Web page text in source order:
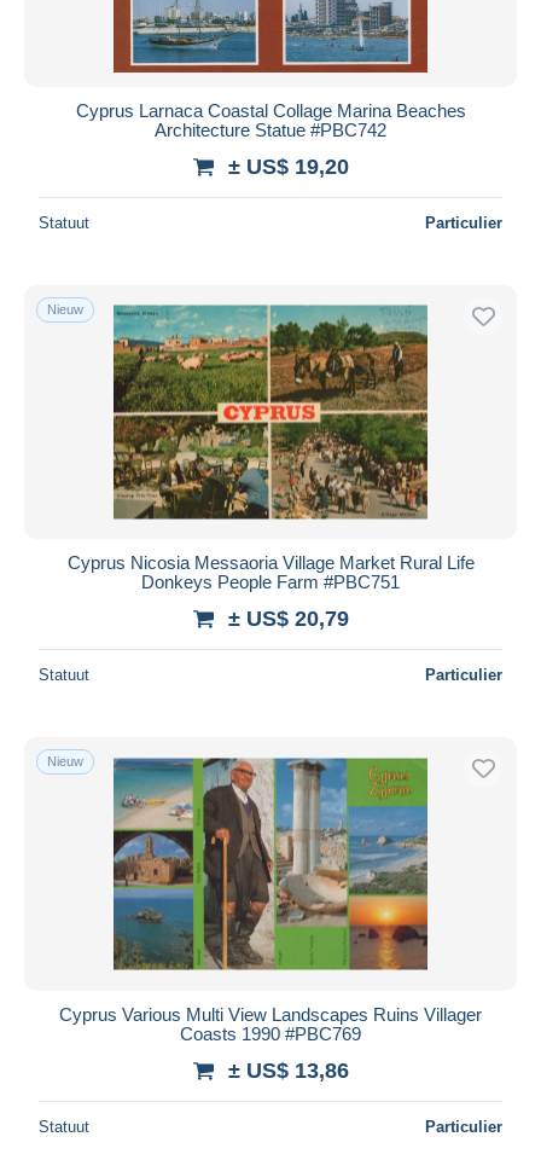
Cyprus Larnaca Coastal Collage Marina Beaches
Architecture Statue #PBC742
± US$ 19,20
Statuut Particulier
Nieuw
Cyprus Nicosia Messaoria Village Market Rural Life
Donkeys People Farm #PBC751
± US$ 20,79
Statuut Particulier
Nieuw
Cyprus Various Multi View Landscapes Ruins Villager
Coasts 1990 #PBC769
± US$ 13,86
Statuut Particulier